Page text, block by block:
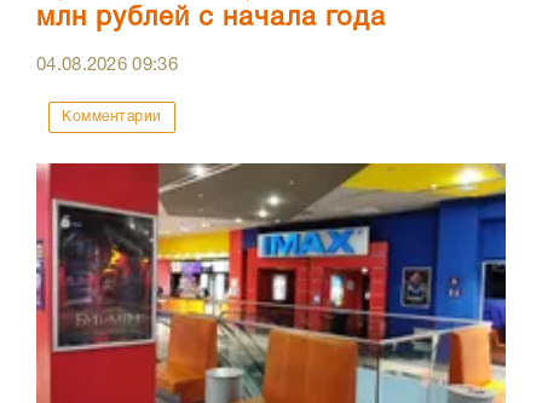
млн рублей с начала года
04.08.202609:36
Комментарии